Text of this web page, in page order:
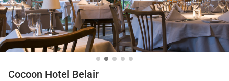
Cocoon Hotel Belair